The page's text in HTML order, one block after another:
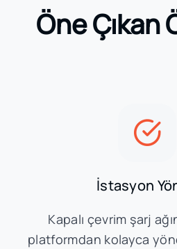
Öne Çıkan
İstasyon
Kapalı çevrim şarj
platformdan kolayca